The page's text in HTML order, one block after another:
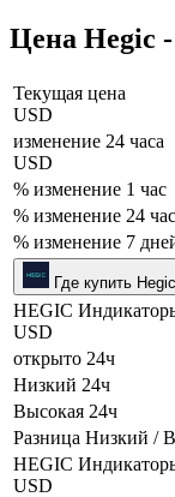
Цена Hegic
Текущая цена
USD
изменение 24 часа
USD
% изменение 1 час
% изменение 24
% изменение 7
Где купить
HEGIC
USD
открыто 24ч
Низкий 24ч
Высокая 24ч
Разница Низкий /
HEGIC
USD